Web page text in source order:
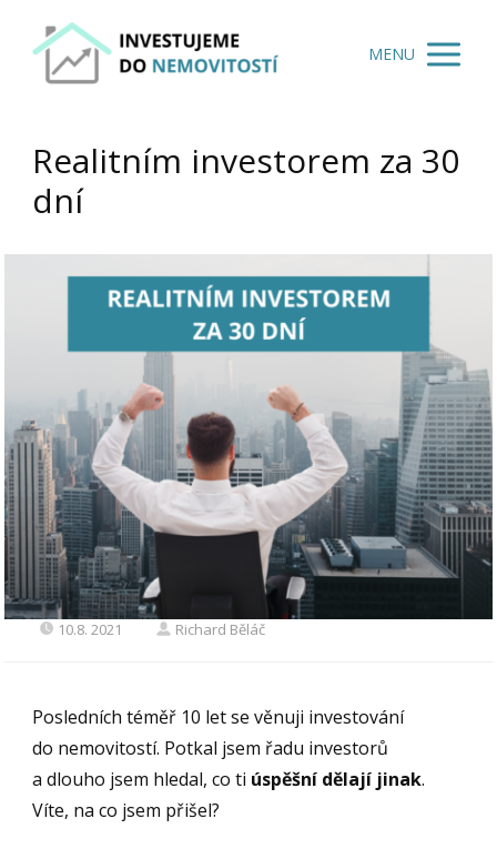
MENU
Realitním investorem za 30
dní
10.8. 2021 Richard Běláč
Posledních téměř 10 let se věnuji investování
do nemovitostí. Potkal jsem řadu investorů
a dlouho jsem hledal, co ti úspěšní dělají jinak.
Víte, na co jsem přišel?